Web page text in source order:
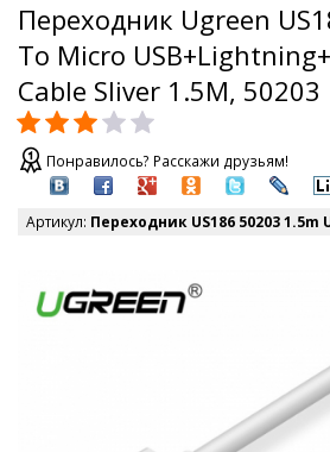
Переходник Ugreen
To Micro
Cable Sliver 1.5M, 50203
Понравилось? Расскажи друзьям!
Артикул: Переходник US186 50203 1.5m